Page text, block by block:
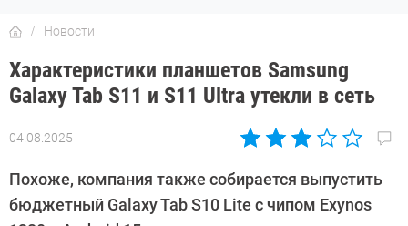
Новости
Характеристики планшетов Samsung
Galaxy Tab S11 и S11 Ultra утекли в сеть
04.08.2025
Автор:
Довлатова
Похоже, компания также собирается выпустить
бюджетный Galaxy Tab S10 Lite с чипом Exynos